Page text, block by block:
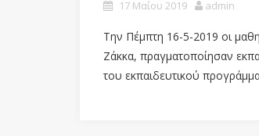
17 Μαΐου 2019 admin
Την Πέμπτη 16-5-2019 οι
Ζάκκα, πραγματοποίησαν
του εκπαιδευτικού